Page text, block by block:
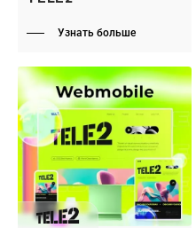
Узнать больше